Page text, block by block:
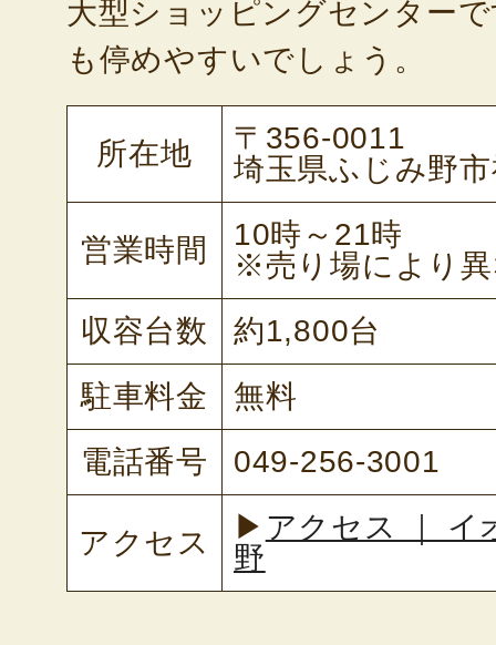
大型ショッピングセンター
も停めやすいでしょう。
所在地
〒356-0011
埼玉県ふじみ野
営業時間
10時～21時
※売り場により
収容台数
約1,800台
駐車料金
無料
電話番号
049-256-3001
アクセス ▶ アクセス ｜ イ
野